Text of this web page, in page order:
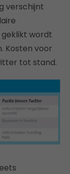
verschijnt
wordt
Kosten voor
tot stand.